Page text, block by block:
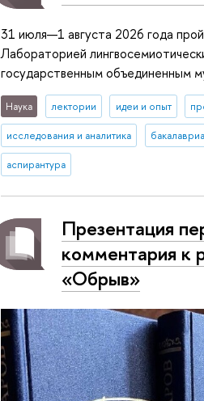
31 июля—1 августа 2026 года
Лабораторией
государственным объединенным
Наука лектории идеи и опыт
исследования и аналитика
аспирантура
Презентация
комментария к
«Обрыв»